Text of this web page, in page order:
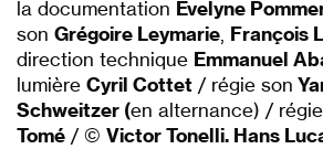
la documentation Evelyne
son Grégoire Leymarie, François
direction technique Emmanuel
lumière Cyril Cottet / régie son
Schweitzer (en alternance) /
Tomé / © Victor Tonelli. Hans